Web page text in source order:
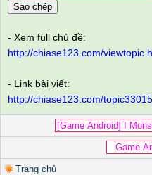
Sao chép
- Xem full chủ đề:
http://chiase123.com/
- Link bài viết:
http://chiase123.com/
Trang chủ